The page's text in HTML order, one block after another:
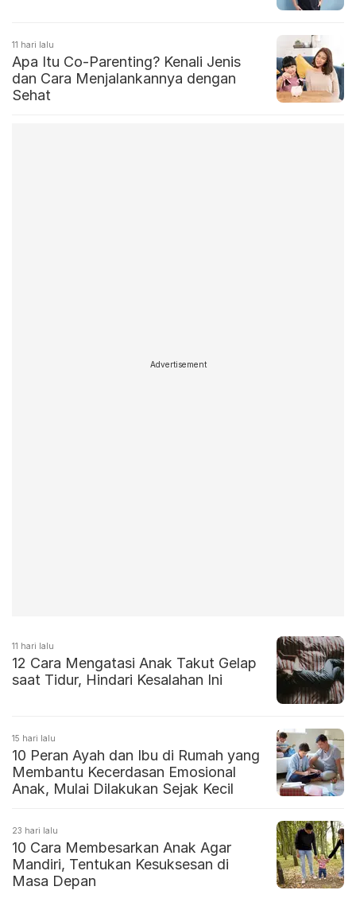
11 hari lalu
Apa Itu Co-Parenting? Kenali Jenis
dan Cara Menjalankannya dengan
Sehat
Advertisement
11 hari lalu
12 Cara Mengatasi Anak Takut Gelap
saat Tidur, Hindari Kesalahan Ini
15 hari lalu
10 Peran Ayah dan Ibu di Rumah yang
Membantu Kecerdasan Emosional
Anak, Mulai Dilakukan Sejak Kecil
23 hari lalu
10 Cara Membesarkan Anak Agar
Mandiri, Tentukan Kesuksesan di
Masa Depan